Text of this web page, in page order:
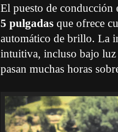
El puesto de
5 pulgadas que ofrece
automático de brillo. La
intuitiva, incluso bajo luz
pasan muchas horas